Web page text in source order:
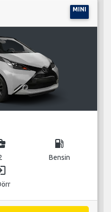
MINI
local_gas_station
Bensin